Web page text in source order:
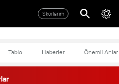
Skorlarım
Tablo Haberler Önemli Anlar